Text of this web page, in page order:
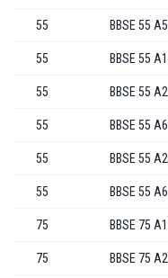
55 BBSE 55
55 BBSE 55
55 BBSE 55
55 BBSE 55
55 BBSE 55
55 BBSE 55
75 BBSE 75
75 BBSE 75